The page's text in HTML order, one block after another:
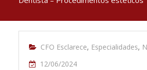
CFO Esclarece, Especialidades,
12/06/2024